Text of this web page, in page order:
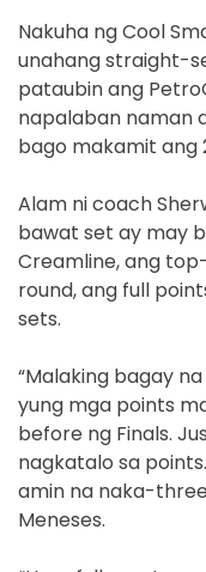
Nakuha ng Cool
unahang straight-
pataubin ang
napalaban naman
bago makamit ang
Alam ni coach
bawat set ay may
Creamline, ang
round, ang full
sets.
“Malaking bagay
yung mga points
before ng Finals.
nagkatalo sa
amin na naka-
Meneses.